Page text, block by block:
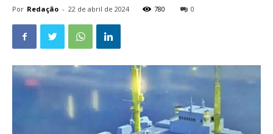
Por Redação - 22 de abril de 2024 780 0